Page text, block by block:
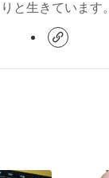
りと生きています。